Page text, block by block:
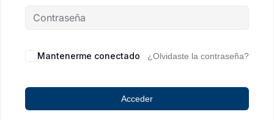
Mantenerme conectado ¿Olvidaste la contraseña?
Acceder